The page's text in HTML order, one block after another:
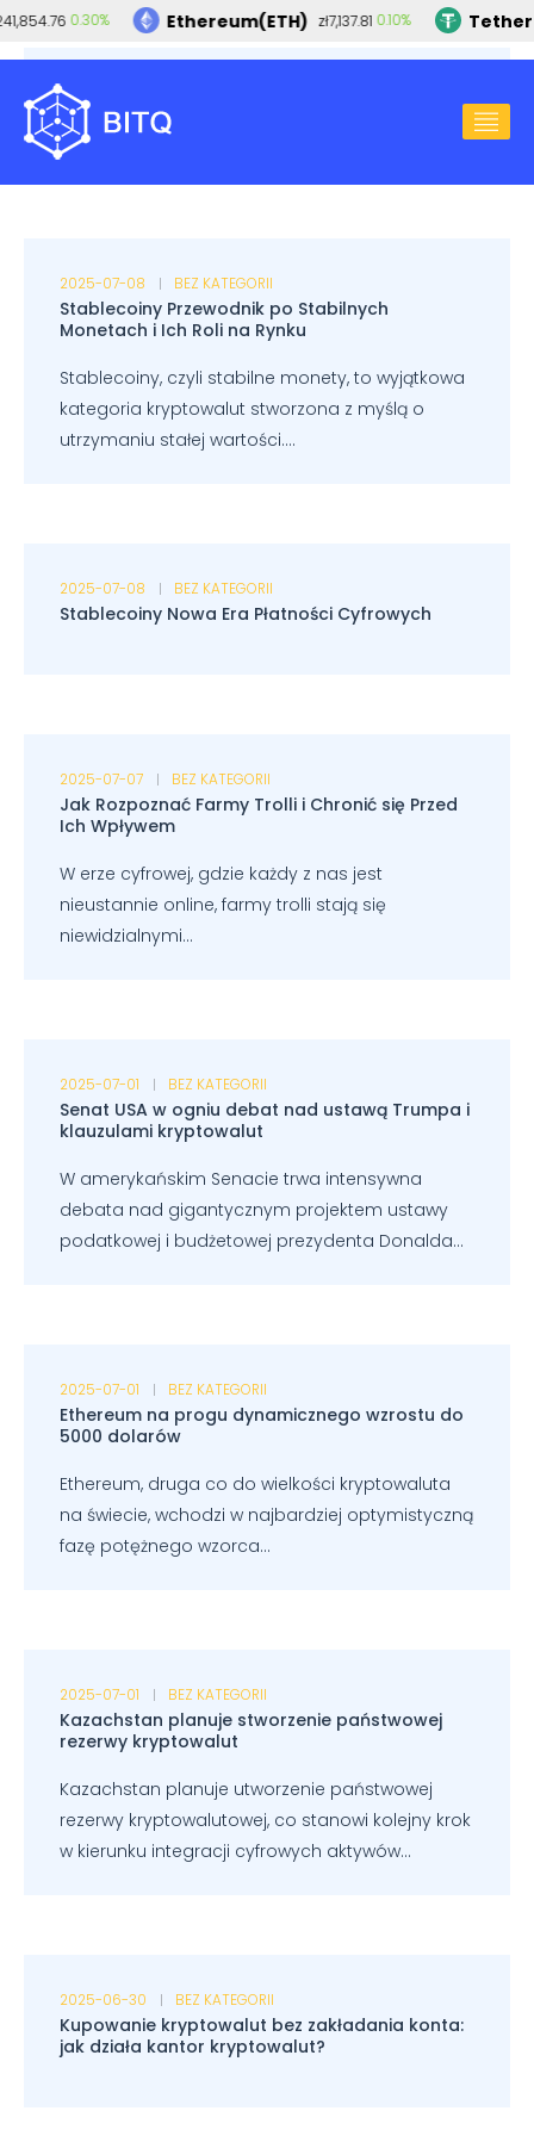
2025-07-15
Rekord Bitcoina: Co Napędza Wzrosty Cenowe?
2025-07-08 BEZ KATEGORII
Stablecoiny Przewodnik po Stabilnych
Monetach i Ich Roli na Rynku
Stablecoiny, czyli stabilne monety, to wyjątkowa
kategoria kryptowalut stworzona z myślą o
utrzymaniu stałej wartości....
2025-07-08 BEZ KATEGORII
Stablecoiny Nowa Era Płatności Cyfrowych
2025-07-07 BEZ KATEGORII
Jak Rozpoznać Farmy Trolli i Chronić się Przed
Ich Wpływem
W erze cyfrowej, gdzie każdy z nas jest
nieustannie online, farmy trolli stają się
niewidzialnymi...
2025-07-01 BEZ KATEGORII
Senat USA w ogniu debat nad ustawą Trumpa i
klauzulami kryptowalut
W amerykańskim Senacie trwa intensywna
debata nad gigantycznym projektem ustawy
podatkowej i budżetowej prezydenta Donalda...
2025-07-01 BEZ KATEGORII
Ethereum na progu dynamicznego wzrostu do
5000 dolarów
Ethereum, druga co do wielkości kryptowaluta
na świecie, wchodzi w najbardziej optymistyczną
fazę potężnego wzorca...
2025-07-01 BEZ KATEGORII
Kazachstan planuje stworzenie państwowej
rezerwy kryptowalut
Kazachstan planuje utworzenie państwowej
rezerwy kryptowalutowej, co stanowi kolejny krok
w kierunku integracji cyfrowych aktywów...
2025-06-30 BEZ KATEGORII
Kupowanie kryptowalut bez zakładania konta:
jak działa kantor kryptowalut?
0.30% Ethereum(ETH) zł7,137.810.10%